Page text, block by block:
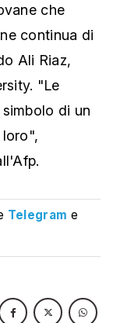
che
continua di
Ali Riaz,
"Le
di un
Telegram e